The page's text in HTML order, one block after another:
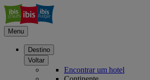
Menu
Destino
Voltar
Encontrar um hotel